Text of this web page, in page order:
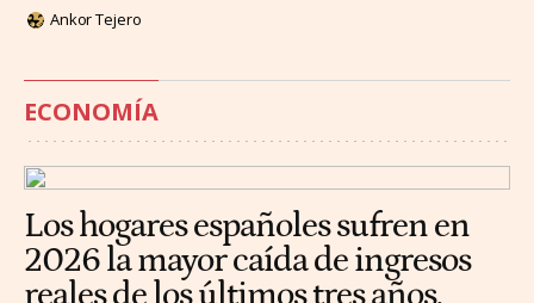
Ankor Tejero
ECONOMÍA
Los hogares españoles sufren en
2026 la mayor caída de ingresos